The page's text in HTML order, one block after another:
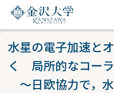
水星の電子加速と
く 局所的なコーラ
～日欧協力で，